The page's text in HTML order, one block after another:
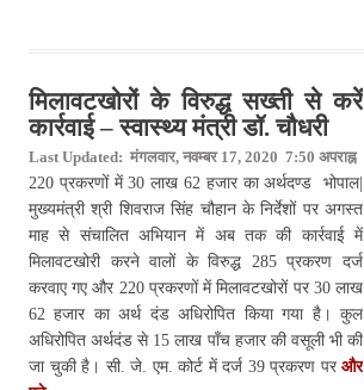
मिलावटखोरों के विरुद्ध सख्ती से करें
कार्रवाई – स्वास्थ्य मंत्री डॉ. चौधरी
Last Updated: मंगलवार, नवम्बर 17, 2020 7:50 अपराह्न
220 प्रकरणों में 30 लाख 62 हजार का अर्थदण्ड भोपाल|
मुख्यमंत्री श्री शिवराज सिंह चौहान के निर्देशों पर अगस्त
माह से संचालित अभियान में अब तक की कार्रवाई में
मिलावटखोरी करने वालों के विरुद्ध 285 प्रकरण दर्ज
करवाए गए और 220 प्रकरणों में मिलावटखोरों पर 30 लाख
62 हजार का अर्थ दंड अधिरोपित किया गया है। कुल
अधिरोपित अर्थदंड से 15 लाख पाँच हजार की वसूली भी की
जा चुकी है। सी. जे. एम. कोर्ट में दर्ज 39 प्रकरण पर और